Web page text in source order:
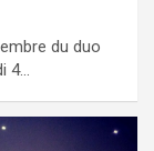
du duo
4…